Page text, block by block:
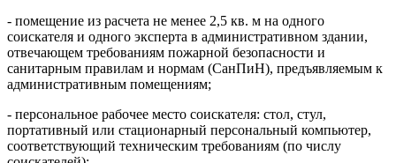
- помещение из расчета не менее 2,5 кв. м на одного
соискателя и одного эксперта в административном здании,
отвечающем требованиям пожарной безопасности и
санитарным правилам и нормам (СанПиН), предъявляемым к
административным помещениям;
- персональное рабочее место соискателя: стол, стул,
портативный или стационарный персональный компьютер,
соответствующий техническим требованиям (по числу